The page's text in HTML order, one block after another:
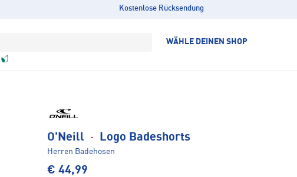
Kostenlose Rücksendung
WÄHLE DEINEN SHOP
O'Neill · Logo Badeshorts
Herren Badehosen
€ 44,99